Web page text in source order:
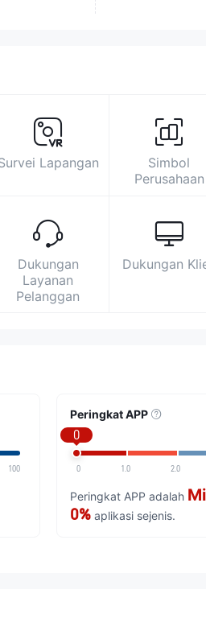
Lapangan
Simbol
Perusahaan
Dukungan
Layanan
Pelanggan
Dukungan
100
Peringkat APP
0
0 1.0 2.0
Peringkat APP adalah
0% aplikasi sejenis.